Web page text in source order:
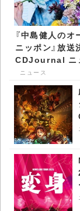
『中島健人のオ
ニッポン』放送
CDJournal ニ
ニュース